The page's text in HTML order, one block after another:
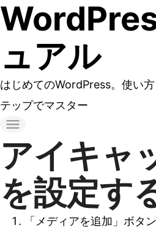
コ
ン
テ
ン
ツ
へ
プ
ュアル
はじめてのWordPress。使い
テップでマスター
アイキャ
を設定す
「メディアを追加」ボタ